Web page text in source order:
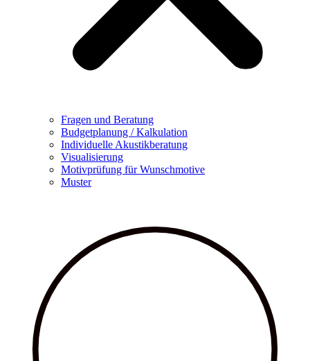
Fragen und Beratung
Budgetplanung / Kalkulation
Individuelle Akustikberatung
Visualisierung
Motivprüfung für Wunschmotive
Muster